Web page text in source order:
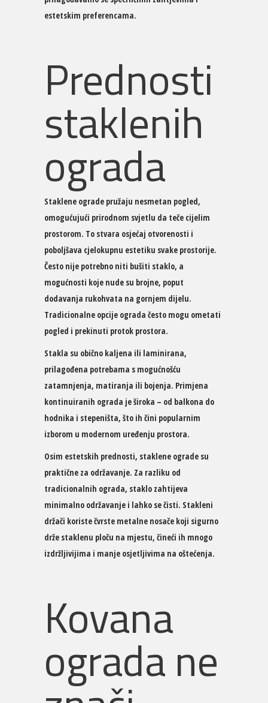
estetskim preferencama.
Prednosti
staklenih
ograda
Staklene ograde pružaju nesmetan pogled,
omogućujući prirodnom svjetlu da teče cijelim
prostorom. To stvara osjećaj otvorenosti i
poboljšava cjelokupnu estetiku svake prostorije.
Često nije potrebno niti bušiti staklo, a
mogućnosti koje nude su brojne, poput
dodavanja rukohvata na gornjem dijelu.
Tradicionalne opcije ograda često mogu ometati
pogled i prekinuti protok prostora.
Stakla su obično kaljena ili laminirana,
prilagođena potrebama s mogućnošću
zatamnjenja, matiranja ili bojenja. Primjena
kontinuiranih ograda je široka – od balkona do
hodnika i stepeništa, što ih čini popularnim
izborom u modernom uređenju prostora.
Osim estetskih prednosti, staklene ograde su
praktične za održavanje. Za razliku od
tradicionalnih ograda, staklo zahtijeva
minimalno održavanje i lahko se čisti. Stakleni
držači koriste čvrste metalne nosače koji sigurno
drže staklenu ploču na mjestu, čineći ih mnogo
izdržljivijima i manje osjetljivima na oštećenja.
Kovana
ograda ne